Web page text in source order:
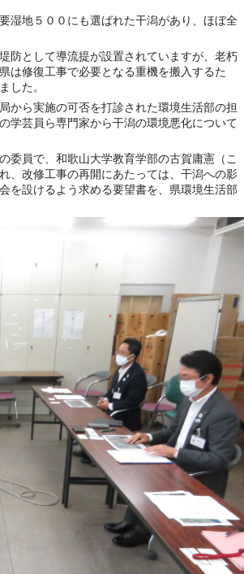
湿地５００にも選ばれた干潟があり、ほぼ全
防として導流提が設置されていますが、老朽
は修復工事で必要となる重機を搬入するた
した。
から実施の可否を打診された環境生活部の担
学芸員ら専門家から干潟の環境悪化について
委員で、和歌山大学教育学部の古賀庸憲（こ
、改修工事の再開にあたっては、干潟への影
を設けるよう求める要望書を、県環境生活部